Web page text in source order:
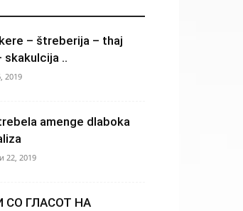
– štreberija – thaj
..
2019
amenge dlaboka
22, 2019
СО ГЛАСОТ НА